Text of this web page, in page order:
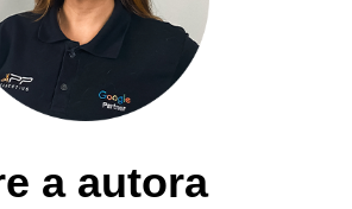
a autora